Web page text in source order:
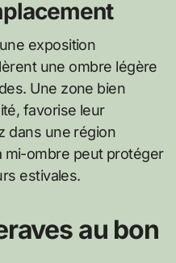
exposition
une ombre légère
Une zone bien
favorise leur
dans une région
mi-ombre peut protéger
estivales.
au bon